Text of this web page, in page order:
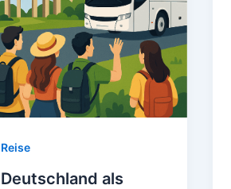
Reise
Deutschland als